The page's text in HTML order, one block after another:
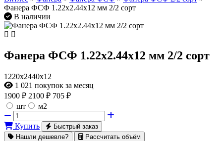
Фанера ФСФ 1.22х2.44х12 мм 2/2 сорт
В наличии
Фанера ФСФ 1.22х2.44х12 мм 2/2 сорт
1220х2440х12
1 021 покупок за месяц
1900 ₽ 2100 ₽ 705 ₽
шт
м2
Купить
Быстрый заказ
Нашли дешевле?
Рассчитать объём